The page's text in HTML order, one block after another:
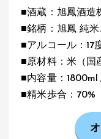
■酒蔵：旭鳳酒造
■銘柄：旭鳳 純米
■アルコール：17
■原材料：米（国
■内容量：1800ml
■精米歩合：70%